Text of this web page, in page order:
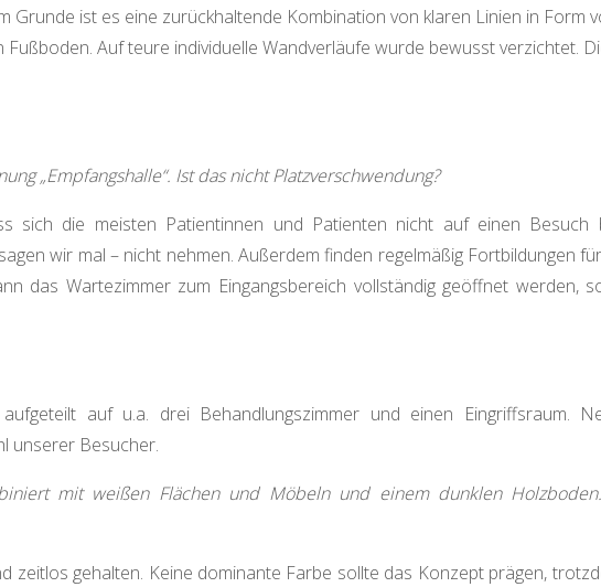
Grunde ist es eine zurückhaltende Kombination von klaren Linien in Form
Auf teure individuelle Wandverläufe wurde bewusst verzichtet.
„Empfangshalle“. Ist das nicht Platzverschwendung?
sich die meisten Patientinnen und Patienten nicht auf einen Besuch
wir mal – nicht nehmen. Außerdem finden regelmäßig Fortbildungen
das Wartezimmer zum Eingangsbereich vollständig geöffnet werden,
auf u.a. drei Behandlungszimmer und einen Eingriffsraum.
unserer Besucher.
mit weißen Flächen und Möbeln und einem dunklen
zeitlos gehalten. Keine dominante Farbe sollte das Konzept prägen,